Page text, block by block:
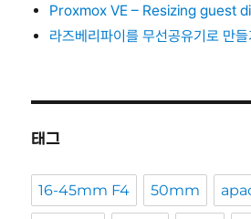
Proxmox VE – Resizing guest
라즈베리파이를 무선공유기로 만들
태그
16-45mm F4 50mm